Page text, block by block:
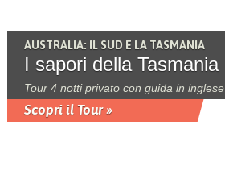
AUSTRALIA: IL SUD E LA TASMANIA
I sapori della Tasmania
Tour 4 notti privato con guida in inglese
Scopri il Tour »